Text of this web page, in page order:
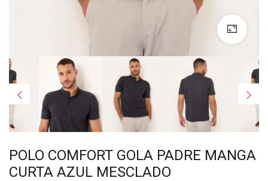
POLO COMFORT GOLA PADRE MANGA
CURTA AZUL MESCLADO